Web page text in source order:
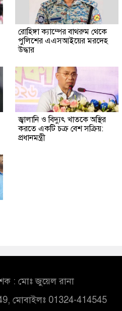
রোহিঙ্গা ক্যাম্পের বাথরুম থেকে
পুলিশের এএসআইয়ের মরদেহ
উদ্ধার
জ্বালানি ও বিদ্যুৎ খাতকে অস্থির
করতে একটি চক্র বেশ সক্রিয়:
প্রধানমন্ত্রী
: মোঃ জুয়েল রানা
মোবাইলঃ 01324-414545